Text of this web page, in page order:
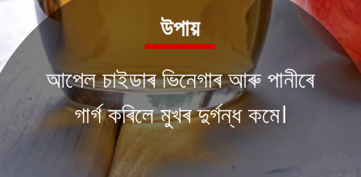
আপেল চাইডাৰ ভিনেগাৰ আৰু পানীৰে
গাৰ্গ কৰিলে মুখৰ দুৰ্গন্ধ কমে।
উপায়